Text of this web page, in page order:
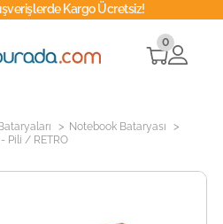
Kargo Ücretsiz!
0
> Notebook Bataryası >
Pili / RETRO